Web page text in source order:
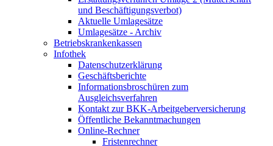
und Beschäftigungsverbot)
Aktuelle Umlagesätze
Umlagesätze - Archiv
Betriebskrankenkassen
Infothek
Datenschutzerklärung
Geschäftsberichte
Informationsbroschüren zum
Ausgleichsverfahren
Kontakt zur BKK-Arbeitgeberversicherung
Öffentliche Bekanntmachungen
Online-Rechner
Fristenrechner